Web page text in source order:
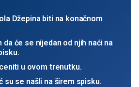
Džepina biti na konačnom
da će se nijedan od njih naći na
u ovom trenutku.
su se našli na širem spisku.